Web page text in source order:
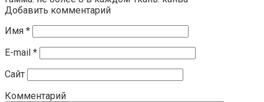
Добавить комментарий
Имя *
E-mail *
Сайт
Комментарий